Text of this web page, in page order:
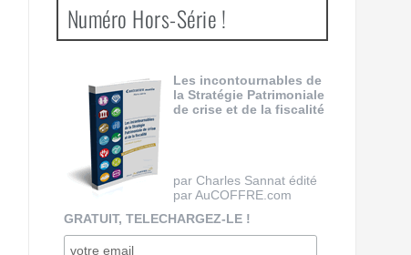
Numéro Hors-Série !
Les incontournables de
la Stratégie Patrimoniale
de crise et de la fiscalité
par Charles Sannat édité
par AuCOFFRE.com
GRATUIT, TELECHARGEZ-LE !